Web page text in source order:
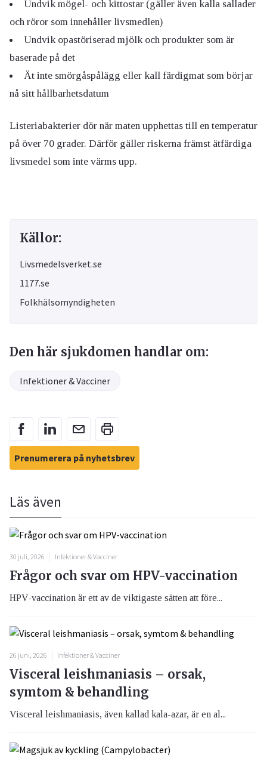
Undvik mögel- och kittostar (gäller även kalla sallader
och röror som innehåller livsmedlen)
Undvik opastöriserad mjölk och produkter som är
baserade på det
Ät inte smörgåspålägg eller kall färdigmat som börjar
nå sitt hållbarhetsdatum
Listeriabakterier dör när maten upphettas till en temperatur
på över 70 grader. Därför gäller riskerna främst ätfärdiga
livsmedel som inte värms upp.
Källor:
Livsmedelsverket.se
1177.se
Folkhälsomyndigheten
Den här sjukdomen handlar om:
Infektioner & Vacciner
Prenumerera på nyhetsbrev
Läs även
30 juli, 2026 Infektioner & Vacciner
Frågor och svar om HPV-vaccination
HPV-vaccination är ett av de viktigaste sätten att före...
26 juni, 2026 Infektioner & Vacciner
Visceral leishmaniasis – orsak,
symtom & behandling
Visceral leishmaniasis, även kallad kala-azar, är en al...